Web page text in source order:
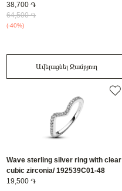
38,700 ֏
64,500 ֏
(-40%)
Ավելացնել Զամբյուղ
Wave sterling silver ring with clear
cubic zirconia/ 192539C01-48
19,500 ֏